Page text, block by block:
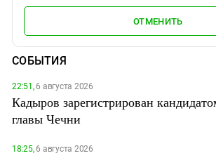
ОТМЕНИТЬ
СОБЫТИЯ
22:51,6 августа 2026
Кадыров зарегистрирован
главы Чечни
18:25,6 августа 2026